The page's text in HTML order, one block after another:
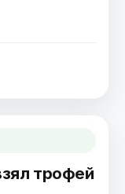
трофей